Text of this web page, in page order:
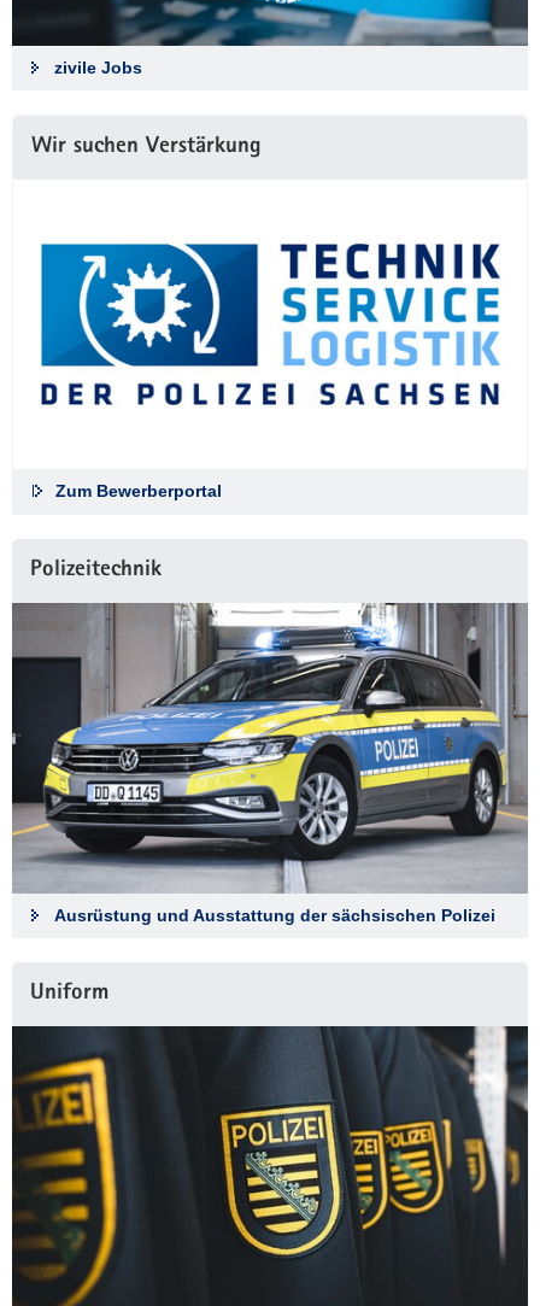
zivile Jobs
Wir suchen Verstärkung
Zum Bewerberportal
Polizeitechnik
Ausrüstung und Ausstattung der sächsischen Polizei
Uniform